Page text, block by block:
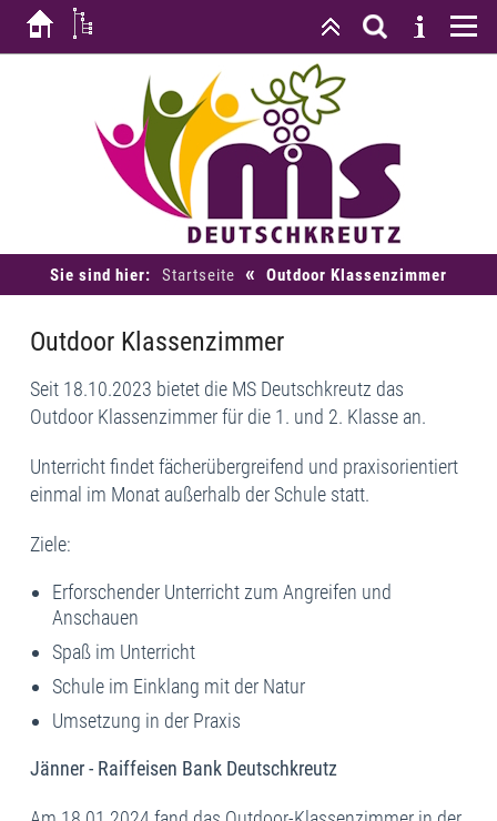
Sie sind hier: Startseite « Outdoor Klassenzimmer
Outdoor Klassenzimmer
Seit 18.10.2023 bietet die MS Deutschkreutz das
Outdoor Klassenzimmer für die 1. und 2. Klasse an.
Unterricht findet fächerübergreifend und praxisorientiert
einmal im Monat außerhalb der Schule statt.
Ziele:
Erforschender Unterricht zum Angreifen und
Anschauen
Spaß im Unterricht
Schule im Einklang mit der Natur
Umsetzung in der Praxis
Jänner - Raiffeisen Bank Deutschkreutz